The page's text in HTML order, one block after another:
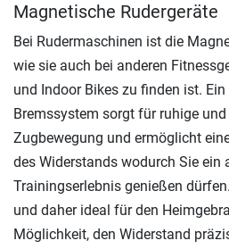
Magnetische Rudergeräte
Bei Rudermaschinen ist die
wie sie auch bei anderen
und Indoor Bikes zu finden ist.
Bremssystem sorgt für ruhige
Zugbewegung und ermöglicht
des Widerstands wodurch Sie ein
Trainingserlebnis genießen
und daher ideal für den
Möglichkeit, den Widerstand